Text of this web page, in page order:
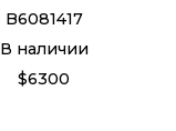
B6081417
В наличии
$6300